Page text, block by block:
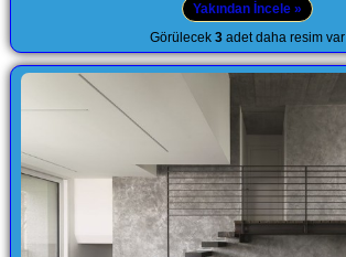
Yakından İncele »
Görülecek3 adet daha resim var